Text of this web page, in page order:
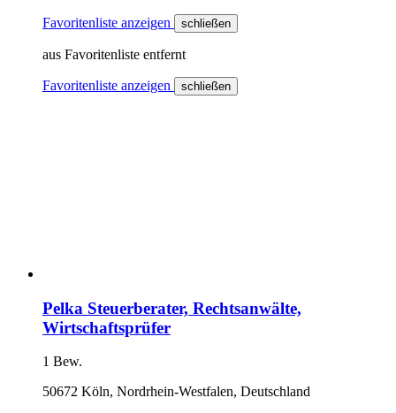
Favoritenliste anzeigen schließen
aus Favoritenliste entfernt
Favoritenliste anzeigen schließen
Pelka Steuerberater, Rechtsanwälte,
Wirtschaftsprüfer
1 Bew.
50672 Köln, Nordrhein-Westfalen, Deutschland